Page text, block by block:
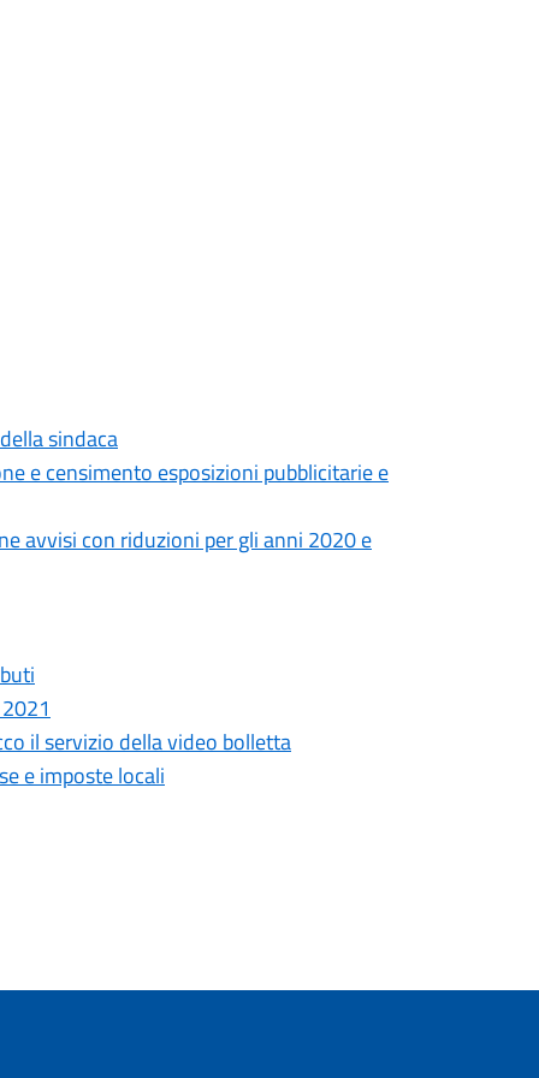
sindaca
e censimento esposizioni pubblicitarie e
avvisi con riduzioni per gli anni 2020 e
il servizio della video bolletta
e imposte locali